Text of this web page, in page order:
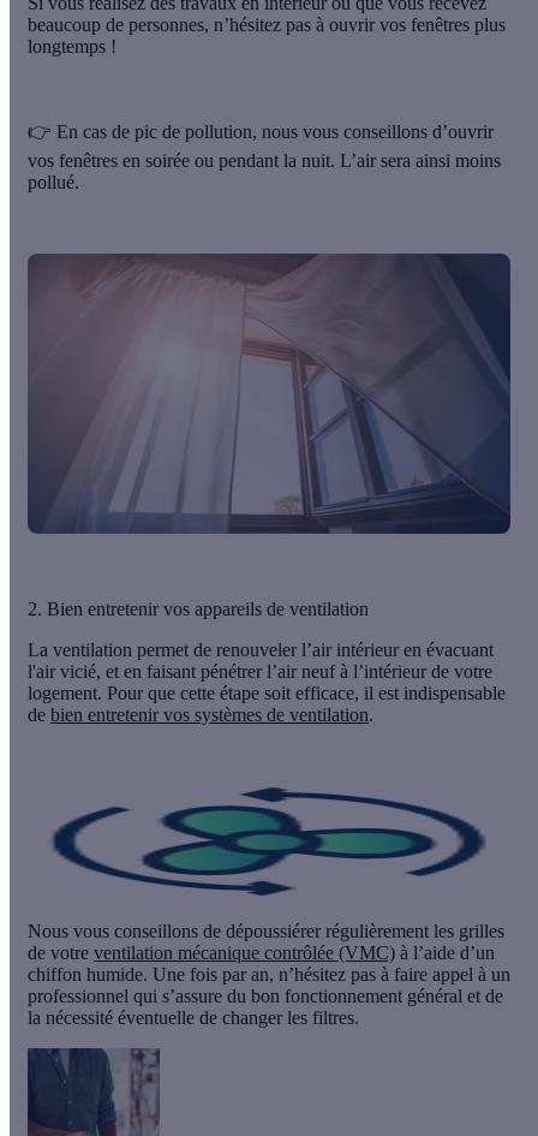
beaucoup de personnes, n’hésitez pas à ouvrir vos fenêtres plus
longtemps !
👉 En cas de pic de pollution, nous vous conseillons d’ouvrir
vos fenêtres en soirée ou pendant la nuit. L’air sera ainsi moins
pollué.
2. Bien entretenir vos appareils de ventilation
La ventilation permet de renouveler l’air intérieur en évacuant
l'air vicié, et en faisant pénétrer l’air neuf à l’intérieur de votre
logement. Pour que cette étape soit efficace, il est indispensable
de bien entretenir vos systèmes de ventilation.
Nous vous conseillons de dépoussiérer régulièrement les grilles
de votre ventilation mécanique contrôlée (VMC) à l’aide d’un
chiffon humide. Une fois par an, n’hésitez pas à faire appel à un
professionnel qui s’assure du bon fonctionnement général et de
la nécessité éventuelle de changer les filtres.